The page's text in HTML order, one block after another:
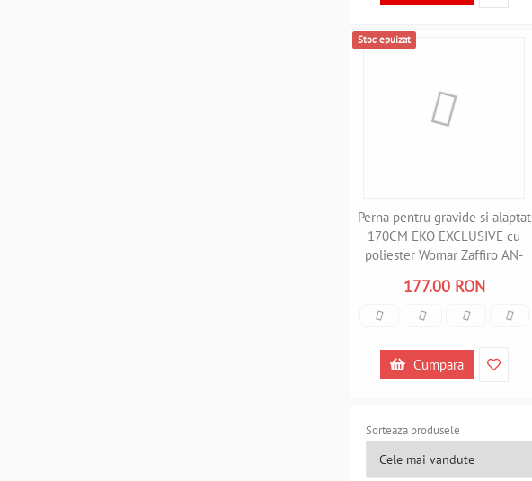
Stoc epuizat
Perna pentru gravide si alaptat
170CM EKO EXCLUSIVE cu
poliester Womar Zaffiro AN-
177.00 RON
Cumpara
Sorteaza produsele